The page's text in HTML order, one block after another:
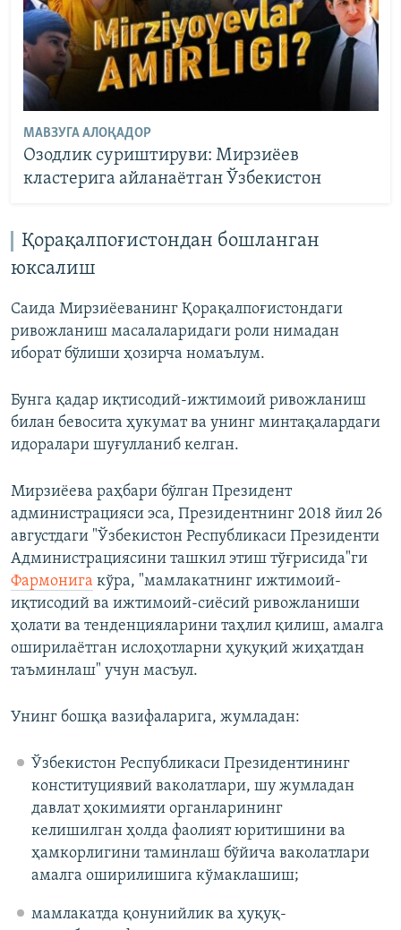
МАВЗУГА АЛОҚАДОР
Озодлик суриштируви: Мирзиëев
кластерига айланаëтган Ўзбекистон
Қорақалпоғистондан бошланган
юксалиш
Саида Мирзиёеванинг Қорақалпоғистондаги
ривожланиш масалаларидаги роли нимадан
иборат бўлиши ҳозирча номаълум.
Бунга қадар иқтисодий-ижтимоий ривожланиш
билан бевосита ҳукумат ва унинг минтақалардаги
идоралари шуғулланиб келган.
Мирзиёева раҳбари бўлган Президент
администрацияси эса, Президентнинг 2018 йил 26
августдаги "Ўзбекистон Республикаси Президенти
Администрациясини ташкил этиш тўғрисида"ги
Фармонига кўра, "мамлакатнинг ижтимоий-
иқтисодий ва ижтимоий-сиёсий ривожланиши
ҳолати ва тенденцияларини таҳлил қилиш, амалга
оширилаётган ислоҳотларни ҳуқуқий жиҳатдан
таъминлаш" учун масъул.
Унинг бошқа вазифаларига, жумладан:
Ўзбекистон Республикаси Президентининг
конституциявий ваколатлари, шу жумладан
давлат ҳокимияти органларининг
келишилган ҳолда фаолият юритишини ва
ҳамкорлигини таминлаш бўйича ваколатлари
амалга оширилишига кўмаклашиш;
мамлакатда қонунийлик ва ҳуқуқ-